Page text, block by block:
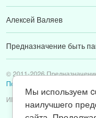
Алексей Валяев
Предназначение быть
© 2011-2026
Политика
ИП Валяев А. В. | ИНН
Мы используем
наилучшего